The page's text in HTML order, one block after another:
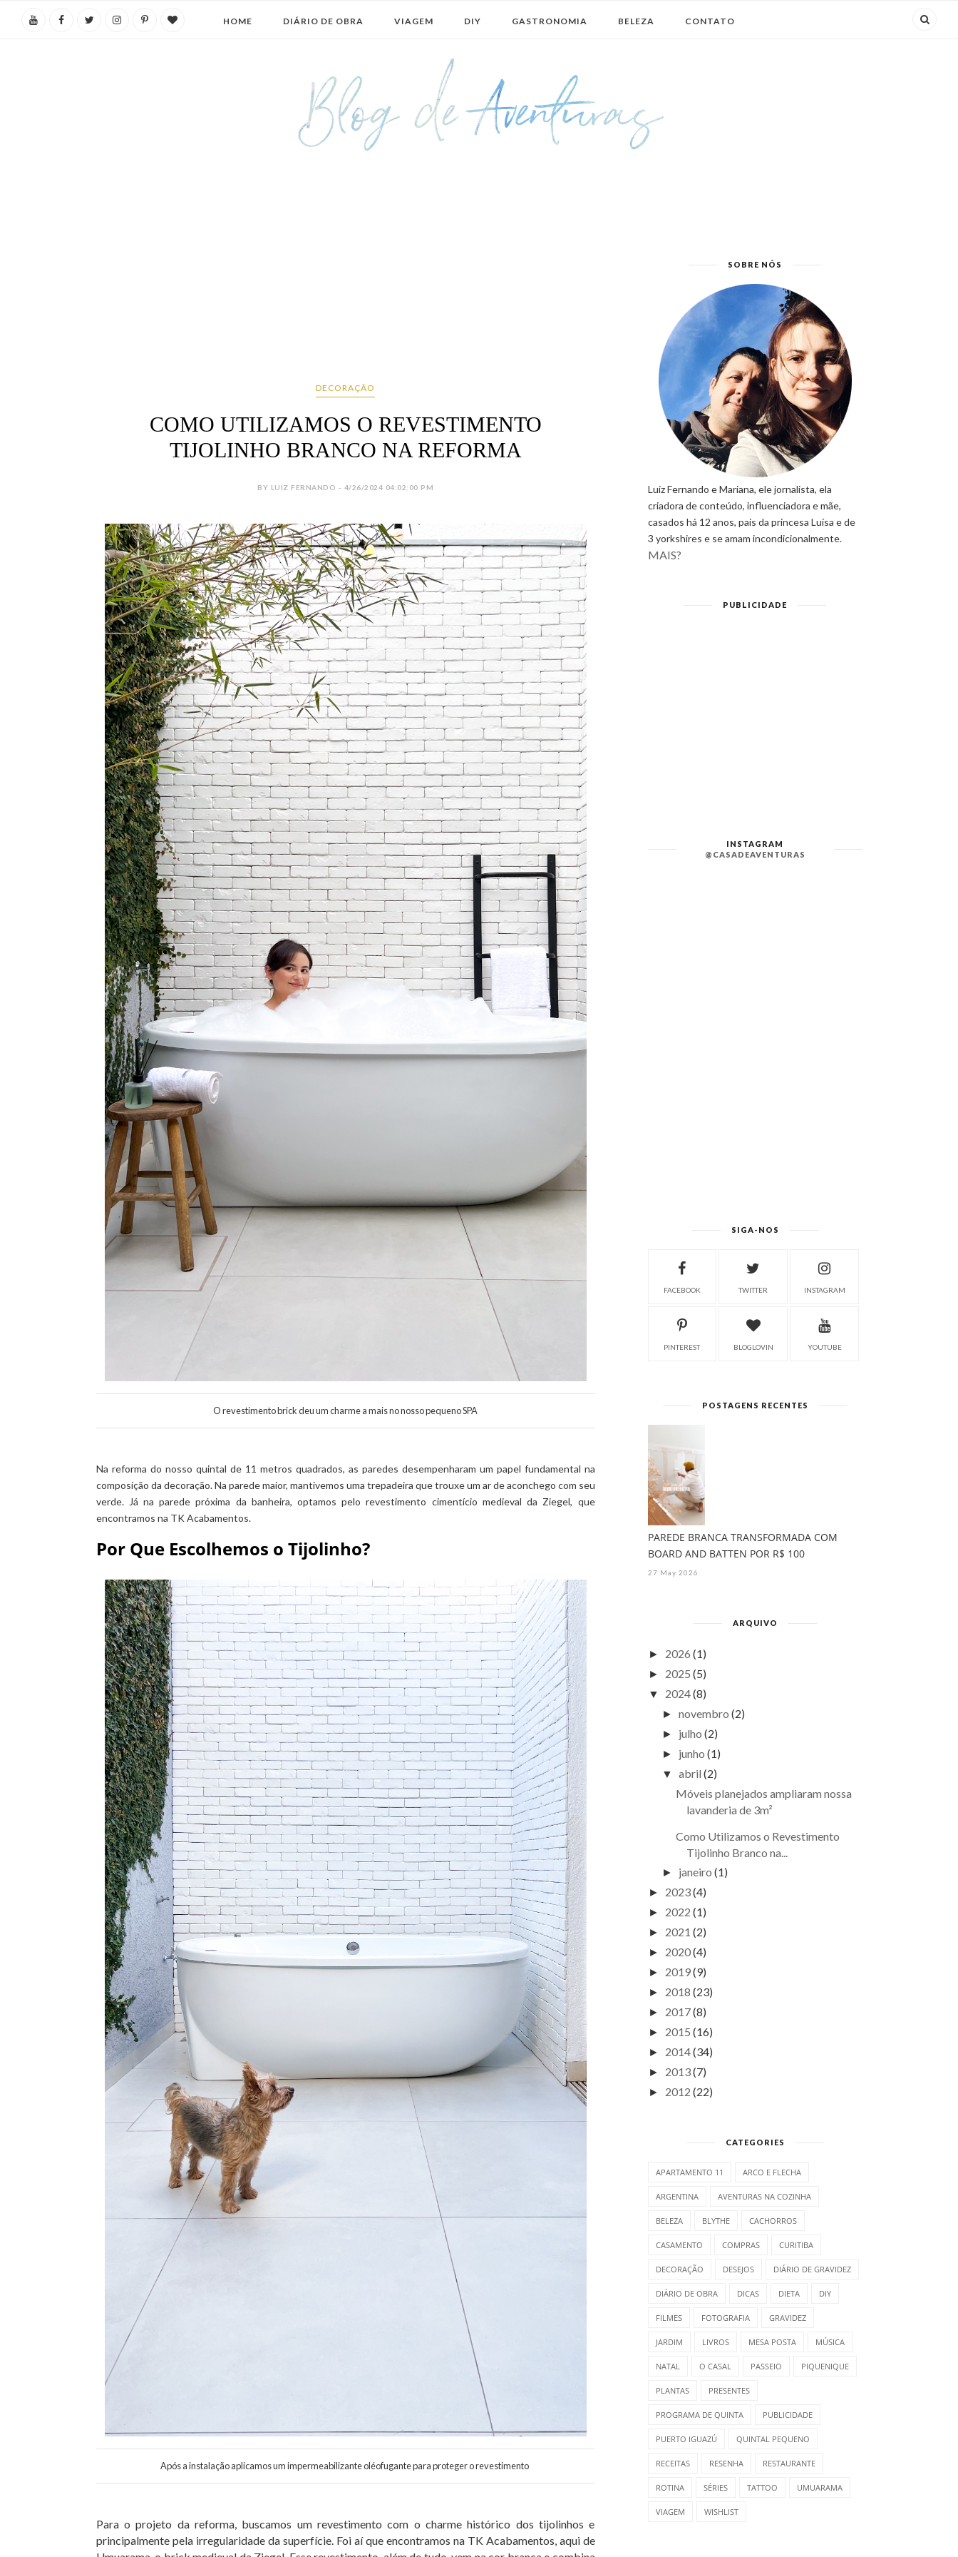
HOME DIÁRIO DE OBRA VIAGEM DIY GASTRONOMIA BELEZA CONTATO
DECORAÇÃO
COMO UTILIZAMOS O REVESTIMENTO
TIJOLINHO BRANCO NA REFORMA
BY LUIZ FERNANDO - 4/26/2024 04:02:00 PM
O revestimento brick deu um charme a mais no nosso pequeno SPA
Na reforma do nosso quintal de 11 metros quadrados, as paredes desempenharam um papel fundamental na
composição da decoração. Na parede maior, mantivemos uma trepadeira que trouxe um ar de aconchego com seu
verde. Já na parede próxima da banheira, optamos pelo revestimento cimentício medieval da Ziegel, que
encontramos na TK Acabamentos.
Por Que Escolhemos o Tijolinho?
Após a instalação aplicamos um impermeabilizante oléofugante para proteger o revestimento
Para o projeto da reforma, buscamos um revestimento com o charme histórico dos tijolinhos e
principalmente pela irregularidade da superfície. Foi aí que encontramos na TK Acabamentos, aqui de
SOBRE NÓS
Luiz Fernando e Mariana, ele jornalista, ela
criadora de conteúdo, influenciadora e mãe,
casados há 12 anos, pais da princesa Luísa e de
3 yorkshires e se amam incondicionalmente.
MAIS?
PUBLICIDADE
INSTAGRAM
@CASADEAVENTURAS
SIGA-NOS
FACEBOOK TWITTER INSTAGRAM
PINTEREST BLOGLOVIN YOUTUBE
POSTAGENS RECENTES
PAREDE BRANCA TRANSFORMADA COM
BOARD AND BATTEN POR R$ 100
27 May 2026
ARQUIVO
► 2026 (1)
► 2025 (5)
▼ 2024(8)
► novembro (2)
► julho (2)
► junho (1)
▼ abril (2)
Móveis planejados ampliaram nossa
lavanderia de 3m²
Como Utilizamos o Revestimento
Tijolinho Branco na...
► janeiro (1)
► 2023(4)
► 2022 (1)
► 2021 (2)
► 2020(4)
► 2019(9)
► 2018 (23)
► 2017(8)
► 2015 (16)
► 2014(34)
► 2013(7)
► 2012 (22)
CATEGORIES
APARTAMENTO 11 ARCO E FLECHA
ARGENTINA AVENTURAS NA COZINHA
BELEZA BLYTHE CACHORROS
CASAMENTO COMPRAS CURITIBA
DECORAÇÃO DESEJOS DIÁRIO DE GRAVIDEZ
DIÁRIO DE OBRA DICAS DIETA DIY
FILMES FOTOGRAFIA GRAVIDEZ
JARDIM LIVROS MESA POSTA MÚSICA
NATAL O CASAL PASSEIO PIQUENIQUE
PLANTAS PRESENTES
PROGRAMA DE QUINTA PUBLICIDADE
PUERTO IGUAZÚ QUINTAL PEQUENO
RECEITAS RESENHA RESTAURANTE
ROTINA SÉRIES TATTOO UMUARAMA
VIAGEM WISHLIST